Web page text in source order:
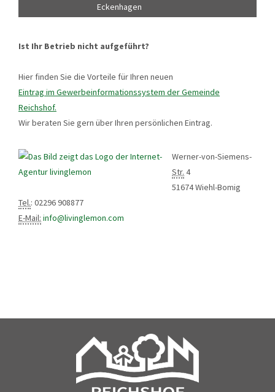
Eckenhagen
Ist Ihr Betrieb nicht aufgeführt?
Hier finden Sie die Vorteile für Ihren neuen
Eintrag im Gewerbeinformationssystem der Gemeinde
Reichshof.
Wir beraten Sie gern über Ihren persönlichen Eintrag.
Werner-von-Siemens-
Str. 4
51674 Wiehl-Bomig
Tel.: 02296 908877
E-Mail: info@livinglemon.com